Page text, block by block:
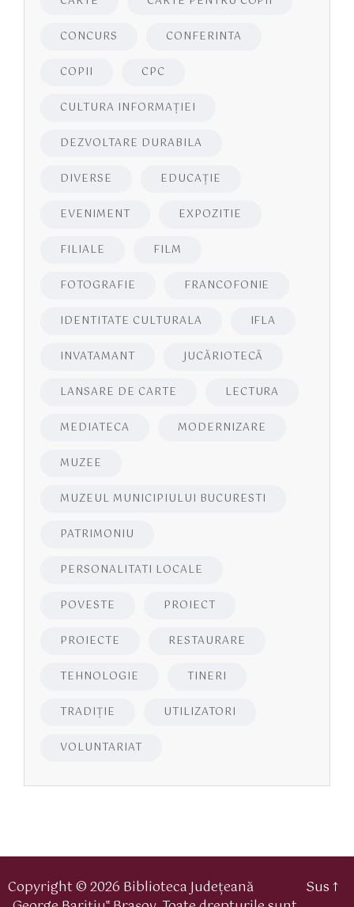
CONCURS CONFERINTA
COPII CPC
CULTURA INFORMAŢIEI
DEZVOLTARE DURABILA
DIVERSE EDUCAŢIE
EVENIMENT EXPOZITIE
FILIALE FILM
FOTOGRAFIE FRANCOFONIE
IDENTITATE CULTURALA IFLA
INVATAMANT JUCĂRIOTECĂ
LANSARE DE CARTE LECTURA
MEDIATECA MODERNIZARE
MUZEE
MUZEUL MUNICIPIULUI BUCURESTI
PATRIMONIU
PERSONALITATI LOCALE
POVESTE PROIECT
PROIECTE RESTAURARE
TEHNOLOGIE TINERI
TRADIȚIE UTILIZATORI
VOLUNTARIAT
Copyright©2026 Biblioteca Județeană
Sus↑